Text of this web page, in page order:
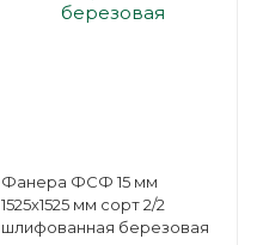
Фанера ФСФ 15 мм
1525х1525 мм сорт 2/2
шлифованная березовая